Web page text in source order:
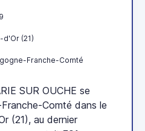
d'Or (21)
Franche-Comté
SUR OUCHE se
Comté dans le
(21), au dernier